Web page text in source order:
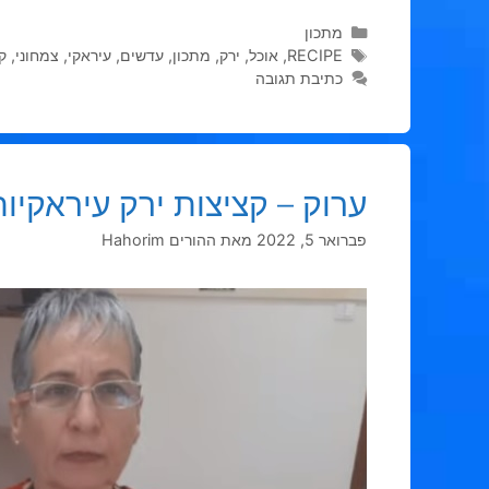
קטגוריות
מתכון
תגיות
RECIPE
, אוכל, ירק, מתכון, עדשים, עיראקי, צמחוני,
כתיבת תגובה
ערוק – קציצות ירק
פברואר 5, 2022 מאת ההורים Hahorim